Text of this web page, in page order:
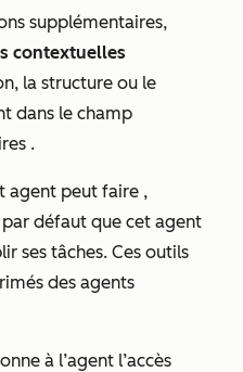
supplémentaires,
contextuelles
la structure ou le
dans le champ
.
agent peut faire ,
défaut que cet agent
ses tâches. Ces outils
des agents
à l’agent l’accès